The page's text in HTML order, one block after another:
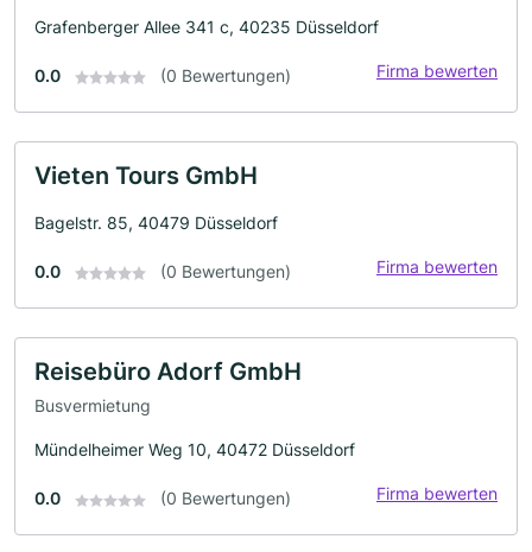
Grafenberger Allee 341 c, 40235 Düsseldorf
0.0 (0 Bewertungen) Firma bewerten
Vieten Tours GmbH
Bagelstr. 85, 40479 Düsseldorf
0.0 (0 Bewertungen) Firma bewerten
Reisebüro Adorf GmbH
Busvermietung
Mündelheimer Weg 10, 40472 Düsseldorf
0.0 (0 Bewertungen) Firma bewerten